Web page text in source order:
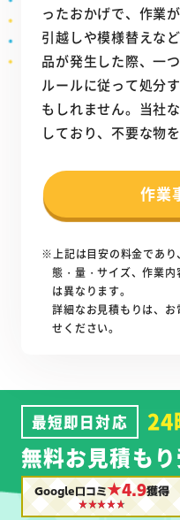
ったおかげで、作業
引越しや模様替えな
品が発生した際、一
ルールに従って処分
もしれません。当社
しており、不要な物
作業
※上記は目安の料金であり
態・量・サイズ、作業
は異なります。
詳細なお見積もりは、
せください。
最短即日対応
24
無料お見積もり
Google口コミ★4.9獲得